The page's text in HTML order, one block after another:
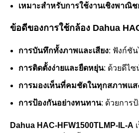
เหมาะสำหรับการใช้งานเชิงพาณิ
ข้อดีของการใช้กล้อง Dahua
การบันทึกทั้งภาพและเสียง: ฟังก์ชั
การติดตั้งง่ายและยืดหยุ่น: ด้วยดีไซ
การมองเห็นที่คมชัดในทุกสภาพแส
การป้องกันอย่างทนทาน: ด้วยการ
Dahua HAC-HFW1500TLMP-IL-A